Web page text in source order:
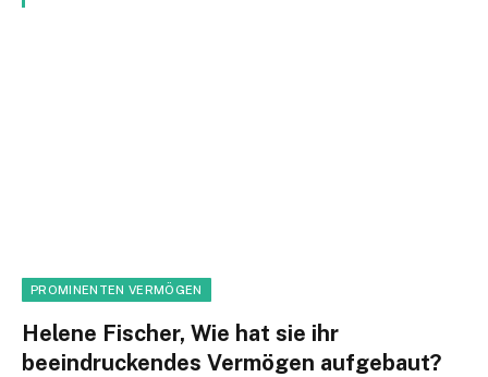
PROMINENTEN VERMÖGEN
Helene Fischer, Wie hat sie ihr
beeindruckendes Vermögen aufgebaut?